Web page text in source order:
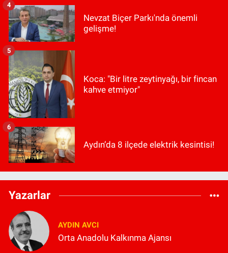
Nevzat Biçer Parkı'nda önemli
gelişme!
4
Koca: "Bir litre zeytinyağı, bir fincan
kahve etmiyor"
5
Aydın’da 8 ilçede elektrik kesintisi!
6
Yazarlar
AYDIN AVCI
Orta Anadolu Kalkınma Ajansı